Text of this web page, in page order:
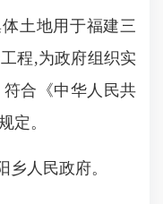
土地用于福建三
程,为政府组织实
合《中华人民共
定。
人民政府。